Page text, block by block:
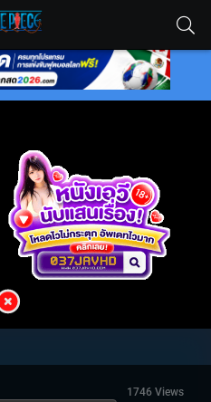
1746 Views